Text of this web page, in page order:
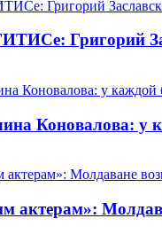
Григорий
Коновалова: у
актерам»: